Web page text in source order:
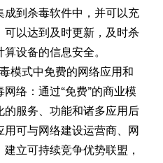
成到杀毒软件中，并可以充
可以达到及时更新，及时杀
设备的信息安全。
模式中免费的网络应用和
络：通过“免费”的商业模
的服务、功能和诸多应用后
可与网络建设运营商、网
立可持续竞争优势联盟，